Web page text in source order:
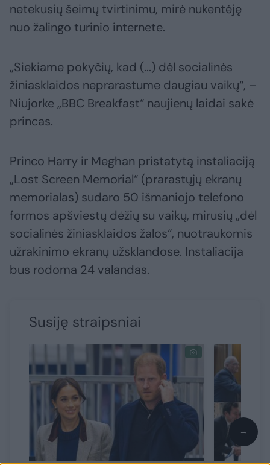
netekusių šeimų tvirtinimu, mirė nukentėję
nuo žalingo turinio internete.
„Siekiame pokyčių, kad (...) dėl socialinės
žiniasklaidos neprarastume daugiau vaikų“, –
Niujorke „BBC Breakfast“ naujienų laidai sakė
princas.
Princo Harry ir Meghan pristatytą instaliaciją
„Lost Screen Memorial“ (prarastųjų ekranų
memorialas) sudaro 50 išmaniojo telefono
formos apšviestų dėžių su vaikų, mirusių „dėl
socialinės žiniasklaidos žalos“, nuotraukomis
užrakinimo ekranų užsklandose. Instaliacija
bus rodoma 24 valandas.
Susiję straipsniai
→